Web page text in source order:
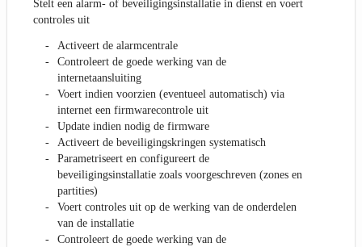
Stelt een alarm- of beveiligingsinstallatie in dienst en voert
controles uit
Activeert de alarmcentrale
Controleert de goede werking van de
internetaansluiting
Voert indien voorzien (eventueel automatisch) via
internet een firmwarecontrole uit
Update indien nodig de firmware
Activeert de beveiligingskringen systematisch
Parametriseert en configureert de
beveiligingsinstallatie zoals voorgeschreven (zones en
partities)
Voert controles uit op de werking van de onderdelen
van de installatie
Controleert de goede werking van de